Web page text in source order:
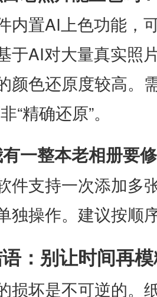
内置AI上色功能，
于AI对大量真实照
颜色还原度较高。
“精确还原”。
一整本老相册要
件支持一次添加多
独操作。建议按顺
：别让时间再
损坏是不可逆的。